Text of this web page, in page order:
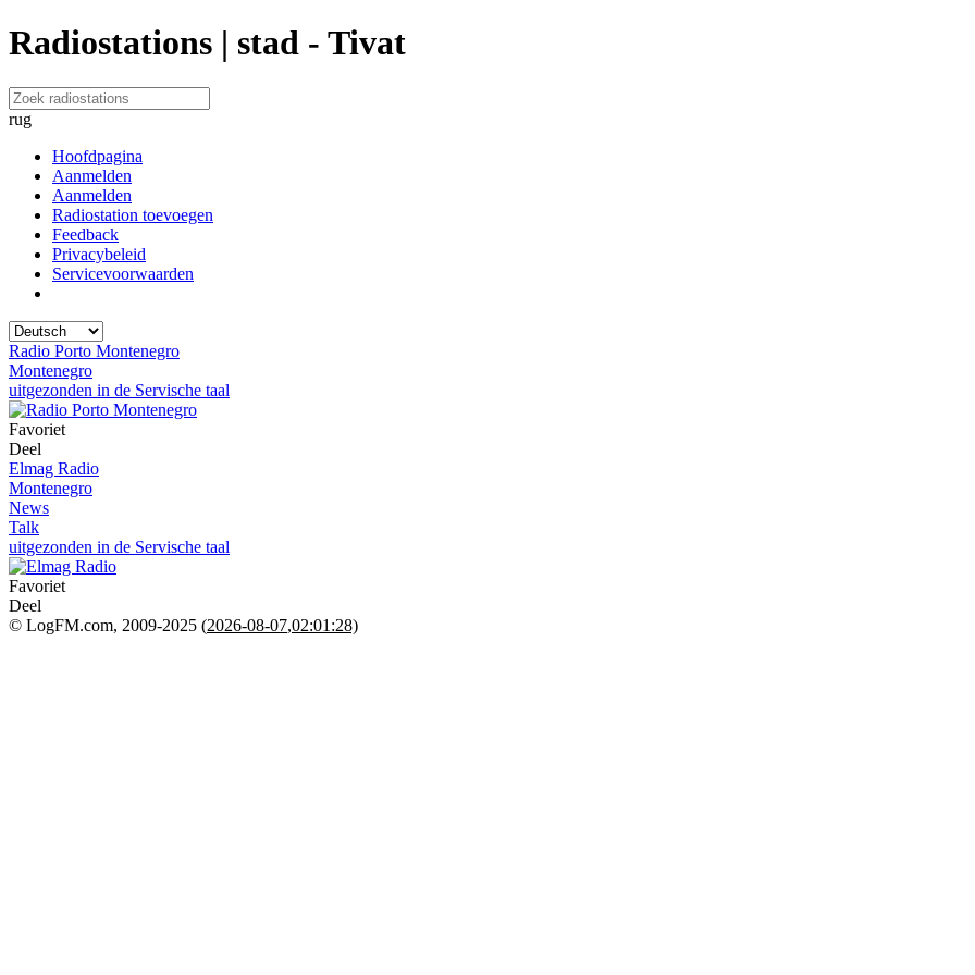
Radiostations | stad - Tivat
rug
Hoofdpagina
Aanmelden
Aanmelden
Radiostation toevoegen
Feedback
Privacybeleid
Servicevoorwaarden
Radio Porto Montenegro
Montenegro
uitgezonden in de Servische taal
Favoriet
Deel
Elmag Radio
Montenegro
News
Talk
uitgezonden in de Servische taal
Favoriet
Deel
© LogFM.com, 2009-2025 (2026-08-07,02:01:28)